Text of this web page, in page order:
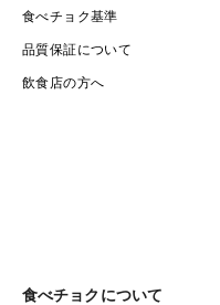
食べチョク基準
品質保証について
飲食店の方へ
食べチョクについて